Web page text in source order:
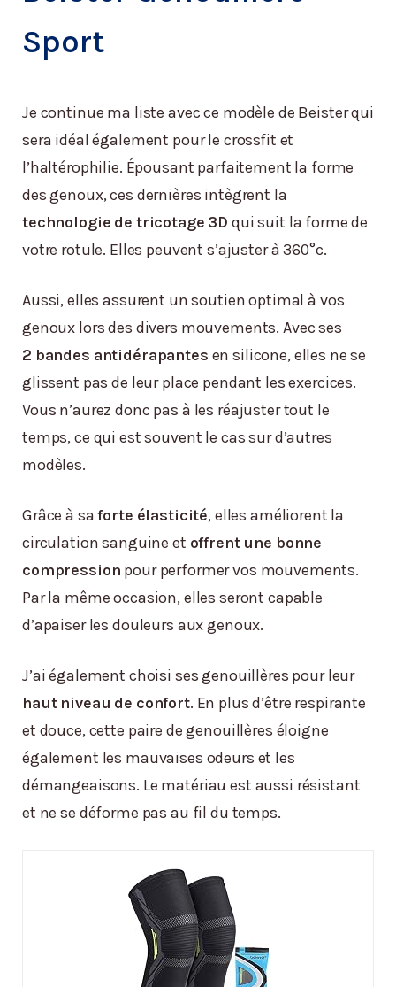
Sport
Je continue ma liste avec ce modèle de Beister qui
sera idéal également pour le crossfit et
l’haltérophilie. Épousant parfaitement la forme
des genoux, ces dernières intègrent la
technologie de tricotage 3D qui suit la forme de
votre rotule. Elles peuvent s’ajuster à 360°c.
Aussi, elles assurent un soutien optimal à vos
genoux lors des divers mouvements. Avec ses
2 bandes antidérapantes en silicone, elles ne se
glissent pas de leur place pendant les exercices.
Vous n’aurez donc pas à les réajuster tout le
temps, ce qui est souvent le cas sur d’autres
modèles.
Grâce à saforte élasticité, elles améliorent la
circulation sanguine et offrent une bonne
compression pour performer vos mouvements.
Par la même occasion, elles seront capable
d’apaiser les douleurs aux genoux.
J’ai également choisi ses genouillères pour leur
haut niveau de confort. En plus d’être respirante
et douce, cette paire de genouillères éloigne
également les mauvaises odeurs et les
démangeaisons. Le matériau est aussi résistant
et ne se déforme pas au fil du temps.